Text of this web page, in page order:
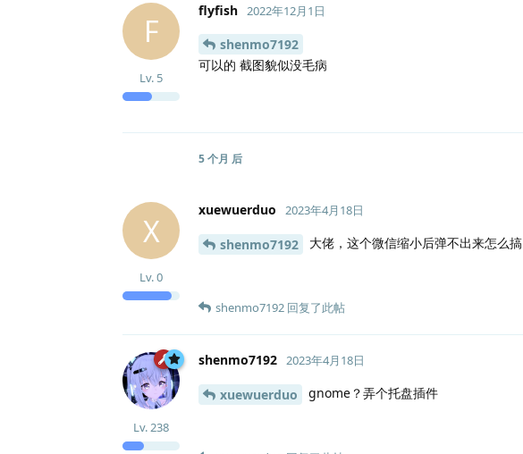
F
flyfish
Lv. 5
2022年12月1日
shenmo7192
可以的 截图貌似没毛病
5 个月 后
X
xuewuerduo
Lv.0
2023年4月18日
shenmo7192 大佬，这个微信缩小后弹不出来怎么搞
shenmo7192 回复了此帖
shenmo7192
Lv.238
2023年4月18日
xuewuerduo gnome？弄个托盘插件